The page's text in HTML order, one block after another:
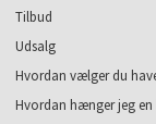
Tilbud
Udsalg
Hvordan vælger du
Hvordan hænger jeg